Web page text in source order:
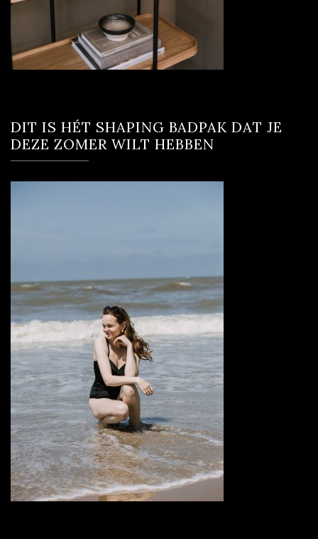
DIT IS HÉT SHAPING BADPAK DAT JE
DEZE ZOMER WILT HEBBEN